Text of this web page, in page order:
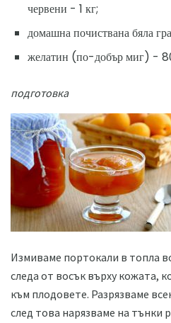
червени - 1 кг;
домашна почиствана бяла
желатин (по-добър миг) -
подготовка
Измиваме портокали в топла
следа от восък върху кожата,
към плодовете. Разрязваме
след това нарязваме на тънки